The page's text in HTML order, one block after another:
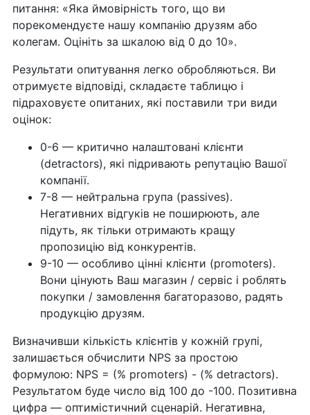
питання: «Яка ймовірність того, що ви
порекомендуєте нашу компанію друзям або
колегам. Оцініть за шкалою від 0 до 10».
Результати опитування легко обробляються. Ви
отримуєте відповіді, складаєте таблицю і
підраховуєте опитаних, які поставили три види
оцінок:
0-6 — критично налаштовані клієнти
(detractors), які підривають репутацію Вашої
компанії.
7-8 — нейтральна група (passives).
Негативних відгуків не поширюють, але
підуть, як тільки отримають кращу
пропозицію від конкурентів.
9-10 — особливо цінні клієнти (promoters).
Вони цінують Ваш магазин / сервіс і роблять
покупки / замовлення багаторазово, радять
продукцію друзям.
Визначивши кількість клієнтів у кожній групі,
залишається обчислити NPS за простою
формулою: NPS = (% promoters) - (% detractors).
Результатом буде число від 100 до -100. Позитивна
цифра — оптимістичний сценарій. Негативна,